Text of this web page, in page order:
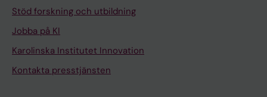
Stöd forskning och utbildning
Jobba på KI
Karolinska Institutet Innovation
Kontakta presstjänsten